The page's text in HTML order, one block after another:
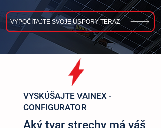
VYPOČÍTAJTE SVOJE ÚSPORY TERAZ
VYSKÚŠAJTE VAINEX -
CONFIGURATOR
Aký tvar strechy má váš